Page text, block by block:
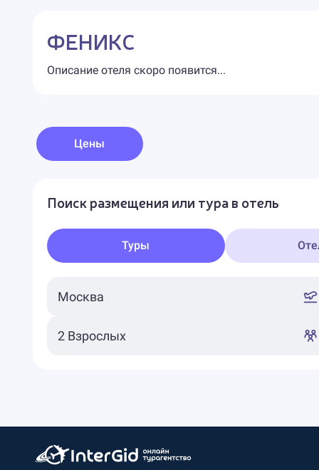
ФЕНИКС
Описание отеля скоро появится...
Цены
Поиск размещения или тура в отель
Туры